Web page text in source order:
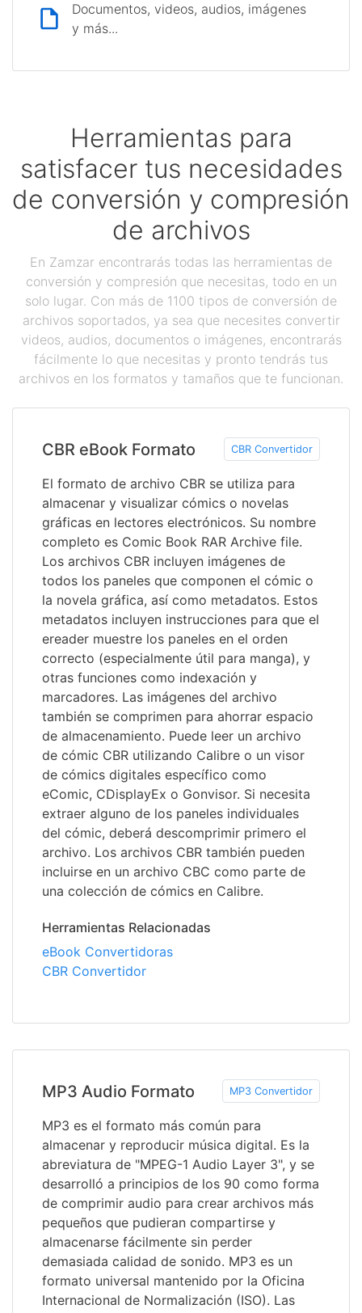
Documentos, videos, audios, imágenes
y más...
Herramientas para
satisfacer tus necesidades
de conversión y compresión
de archivos
En Zamzar encontrarás todas las herramientas de
conversión y compresión que necesitas, todo en un
solo lugar. Con más de 1100 tipos de conversión de
archivos soportados, ya sea que necesites convertir
videos, audios, documentos o imágenes, encontrarás
fácilmente lo que necesitas y pronto tendrás tus
archivos en los formatos y tamaños que te funcionan.
CBR eBook Formato CBR Convertidor
El formato de archivo CBR se utiliza para
almacenar y visualizar cómics o novelas
gráficas en lectores electrónicos. Su nombre
completo es Comic Book RAR Archive file.
Los archivos CBR incluyen imágenes de
todos los paneles que componen el cómic o
la novela gráfica, así como metadatos. Estos
metadatos incluyen instrucciones para que el
ereader muestre los paneles en el orden
correcto (especialmente útil para manga), y
otras funciones como indexación y
marcadores. Las imágenes del archivo
también se comprimen para ahorrar espacio
de almacenamiento. Puede leer un archivo
de cómic CBR utilizando Calibre o un visor
de cómics digitales específico como
eComic, CDisplayEx o Gonvisor. Si necesita
extraer alguno de los paneles individuales
del cómic, deberá descomprimir primero el
archivo. Los archivos CBR también pueden
incluirse en un archivo CBC como parte de
una colección de cómics en Calibre.
Herramientas Relacionadas
eBook Convertidoras
CBR Convertidor
MP3 Audio Formato MP3 Convertidor
MP3 es el formato más común para
almacenar y reproducir música digital. Es la
abreviatura de "MPEG-1 Audio Layer 3", y se
desarrolló a principios de los 90 como forma
de comprimir audio para crear archivos más
pequeños que pudieran compartirse y
almacenarse fácilmente sin perder
demasiada calidad de sonido. MP3 es un
formato universal mantenido por la Oficina
Internacional de Normalización (ISO). Las